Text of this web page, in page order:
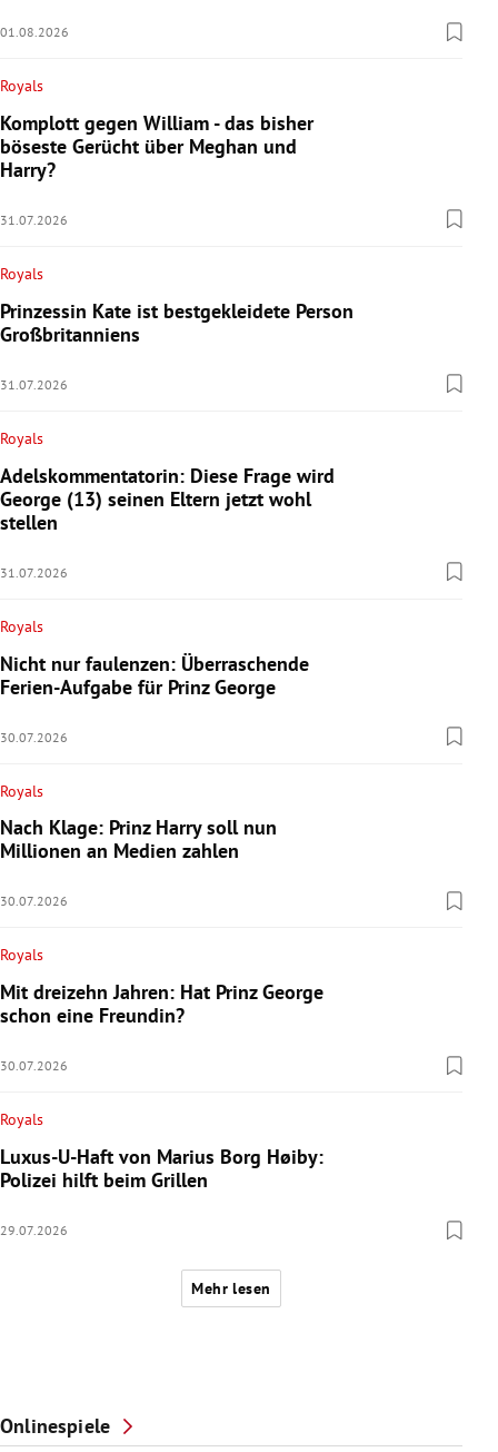
01.08.2026
Royals
Komplott gegen William - das bisher
böseste Gerücht über Meghan und
Harry?
31.07.2026
Royals
Prinzessin Kate ist bestgekleidete Person
Großbritanniens
31.07.2026
Royals
Adelskommentatorin: Diese Frage wird
George (13) seinen Eltern jetzt wohl
stellen
31.07.2026
Royals
Nicht nur faulenzen: Überraschende
Ferien-Aufgabe für Prinz George
30.07.2026
Royals
Nach Klage: Prinz Harry soll nun
Millionen an Medien zahlen
30.07.2026
Royals
Mit dreizehn Jahren: Hat Prinz George
schon eine Freundin?
30.07.2026
Royals
Luxus-U-Haft von Marius Borg Høiby:
Polizei hilft beim Grillen
29.07.2026
Mehr lesen
Onlinespiele